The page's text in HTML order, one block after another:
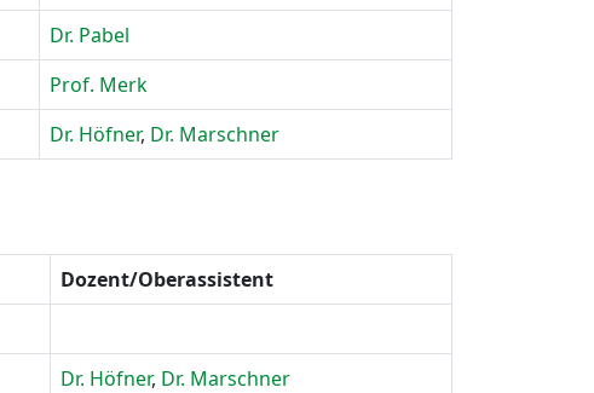
Dr. Pabel
Prof. Merk
Dr. Höfner, Dr. Marschner
Dozent/Oberassistent
Dr. Höfner, Dr. Marschner